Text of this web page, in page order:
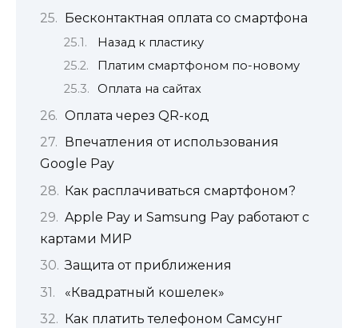
Бесконтактная оплата со смартфона
Назад к пластику
Платим смартфоном по-новому
Оплата на сайтах
Оплата через QR-код
Впечатления от использования
Google Pay
Как расплачиваться смартфоном?
Apple Pay и Samsung Pay работают с
картами МИР
Защита от приближения
«Квадратный кошелек»
Как платить телефоном Самсунг